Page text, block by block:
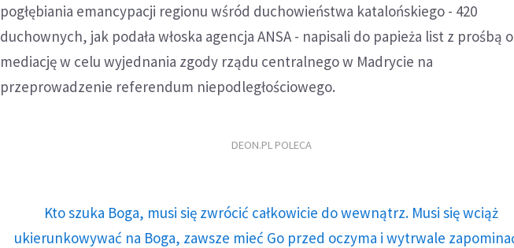
pogłębiania emancypacji regionu wśród duchowieństwa katalońskiego - 420
duchownych, jak podała włoska agencja ANSA - napisali do papieża list z prośbą o
mediację w celu wyjednania zgody rządu centralnego w Madrycie na
przeprowadzenie referendum niepodległościowego.
DEON.PL POLECA
Kto szuka Boga, musi się zwrócić całkowicie do wewnątrz. Musi się wciąż
ukierunkowywać na Boga, zawsze mieć Go przed oczyma i wytrwale